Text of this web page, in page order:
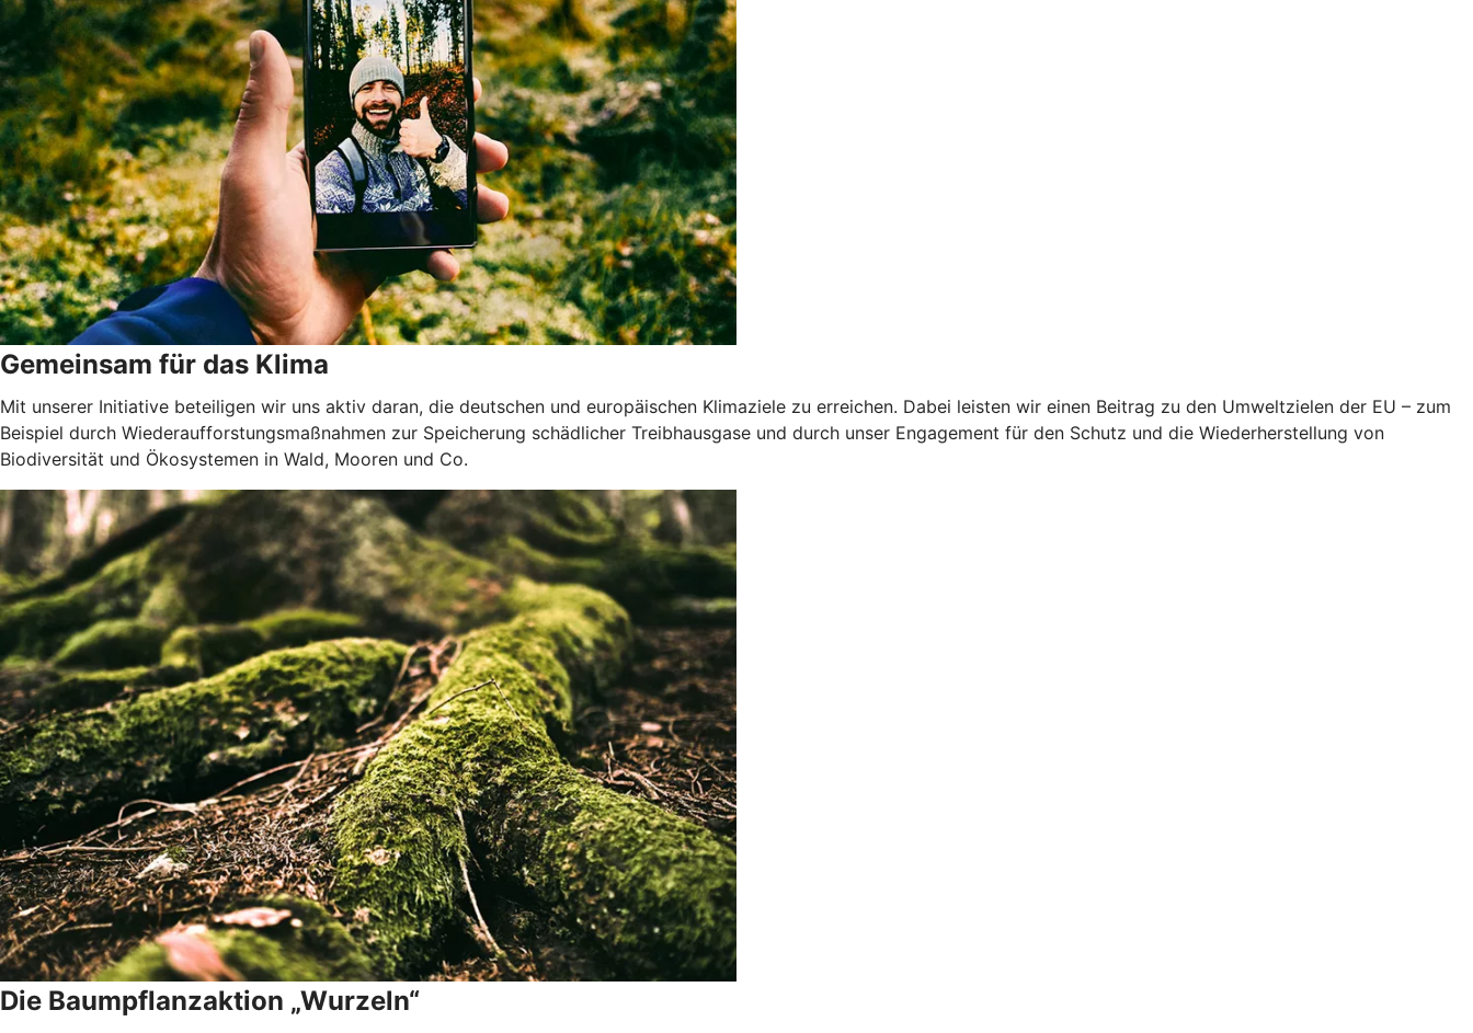
Gemeinsam für das Klima
Mit unserer Initiative beteiligen wir uns aktiv daran, die deutschen und europäischen Klimaziele zu erreichen. Dabei leisten wir einen Beitrag zu den Umweltzielen der EU – zum
Beispiel durch Wiederaufforstungsmaßnahmen zur Speicherung schädlicher Treibhausgase und durch unser Engagement für den Schutz und die Wiederherstellung von
Biodiversität und Ökosystemen in Wald, Mooren und Co.
Die Baumpflanzaktion „Wurzeln“